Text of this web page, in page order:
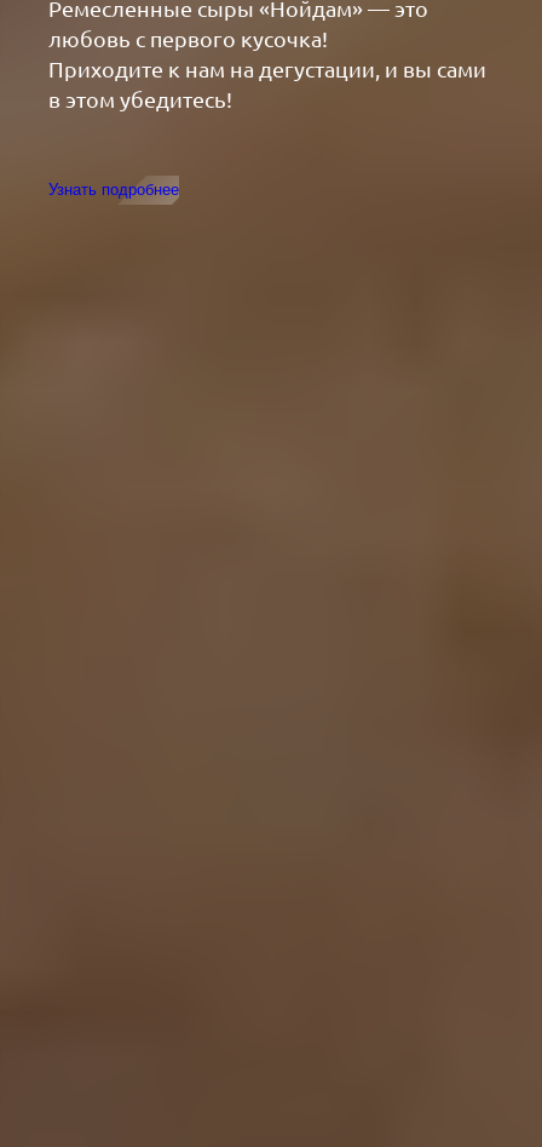
Российские крафтовые сыры по
европейским рецептам,
доведенные до идеала руками наших
сыроделов
Выбрать сыр
Ремесленные сыры «Нойдам» — это
любовь с первого кусочка!
Приходите к нам на дегустации, и вы сами
в этом убедитесь!
Узнать подробнее